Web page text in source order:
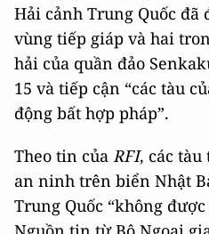
Hải cảnh Trung Quốc
vùng tiếp giáp và hai
hải của quần đảo
15 và tiếp cận “các tàu
động bất hợp pháp”.
Theo tin của RFI, các
an ninh trên biển Nhật
Trung Quốc “không